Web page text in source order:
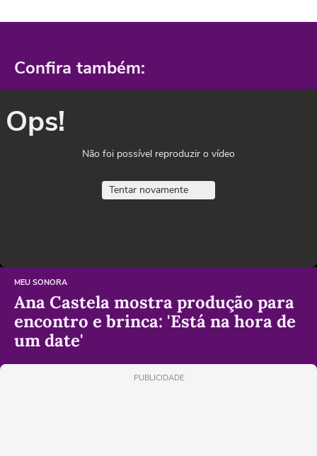
Confira também:
Ops!
Não foi possível reproduzir o vídeo
Tentar novamente
MEU SONORA
Ana Castela mostra produção para
encontro e brinca: 'Está na hora de
um date'
PUBLICIDADE